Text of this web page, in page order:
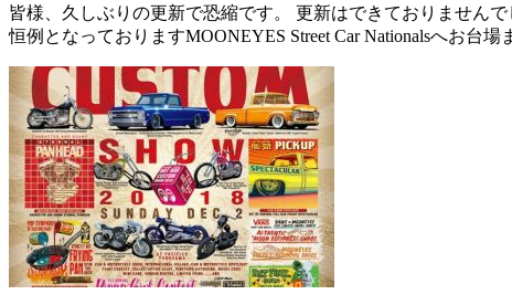
皆様、久しぶりの更新で恐縮です。 更新はできておりません
恒例となっておりますMOONEYES Street Car Nationalsへお台